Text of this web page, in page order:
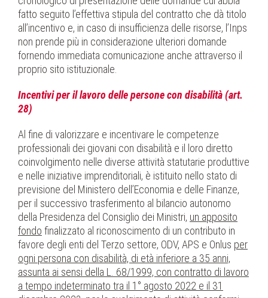
fatto seguito l’effettiva stipula del contratto che dà titolo
all’incentivo e, in caso di insufficienza delle risorse, l’Inps
non prende più in considerazione ulteriori domande
fornendo immediata comunicazione anche attraverso il
proprio sito istituzionale.
Incentivi per il lavoro delle persone con disabilità (art.
28)
Al fine di valorizzare e incentivare le competenze
professionali dei giovani con disabilità e il loro diretto
coinvolgimento nelle diverse attività statutarie produttive
e nelle iniziative imprenditoriali, è istituito nello stato di
previsione del Ministero dell’Economia e delle Finanze,
per il successivo trasferimento al bilancio autonomo
della Presidenza del Consiglio dei Ministri, un apposito
fondo finalizzato al riconoscimento di un contributo in
favore degli enti del Terzo settore, ODV, APS e Onlus per
ogni persona con disabilità, di età inferiore a 35 anni,
assunta ai sensi della L. 68/1999, con contratto di lavoro
a tempo indeterminato tra il 1° agosto 2022 e il 31